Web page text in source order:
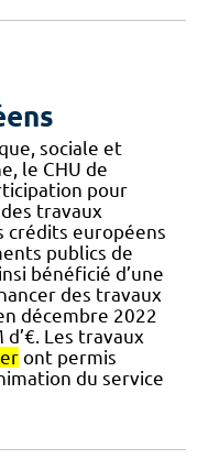
sociale et
le CHU de
pour
travaux
crédits européens
publics de
bénéficié d’une
des travaux
décembre 2022
Les travaux
ont permis
du service